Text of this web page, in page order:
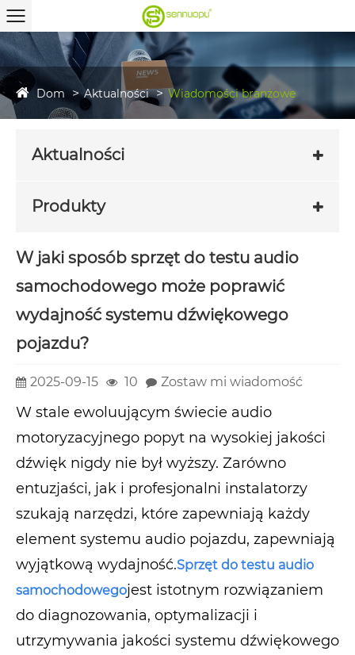
Dom Aktualności Wiadomości branżowe
Aktualności
Produkty
W jaki sposób sprzęt do testu audio
samochodowego może poprawić
wydajność systemu dźwiękowego
pojazdu?
2025-09-15 10 Zostaw mi wiadomość
W stale ewoluującym świecie audio
motoryzacyjnego popyt na wysokiej jakości
dźwięk nigdy nie był wyższy. Zarówno
entuzjaści, jak i profesjonalni instalatorzy
szukają narzędzi, które zapewniają każdy
element systemu audio pojazdu, zapewniają
wyjątkową wydajność.Sprzęt do testu audio
samochodowegojest istotnym rozwiązaniem
do diagnozowania, optymalizacji i
utrzymywania jakości systemu dźwiękowego